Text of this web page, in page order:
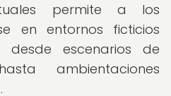
permite a los
en entornos ficticios
escenarios de
ambientaciones